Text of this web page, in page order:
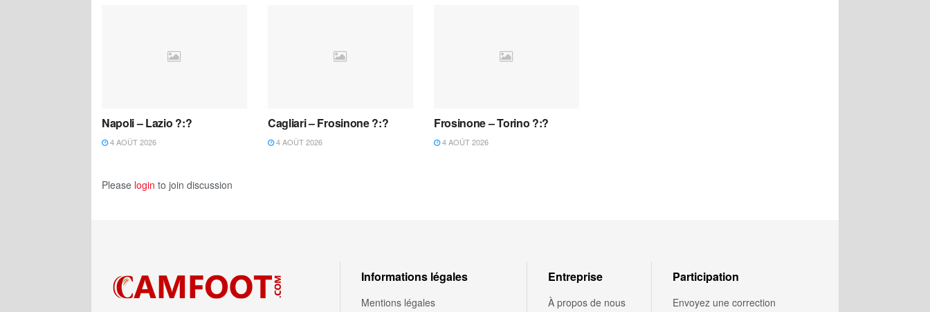
Napoli – Lazio ?:?
4 AOÛT 2026
Cagliari – Frosinone ?:?
4 AOÛT 2026
Frosinone – Torino ?:?
4 AOÛT 2026
Please login to join discussion
Informations légales
Mentions légales
Entreprise
À propos de nous
Participation
Envoyez une correction